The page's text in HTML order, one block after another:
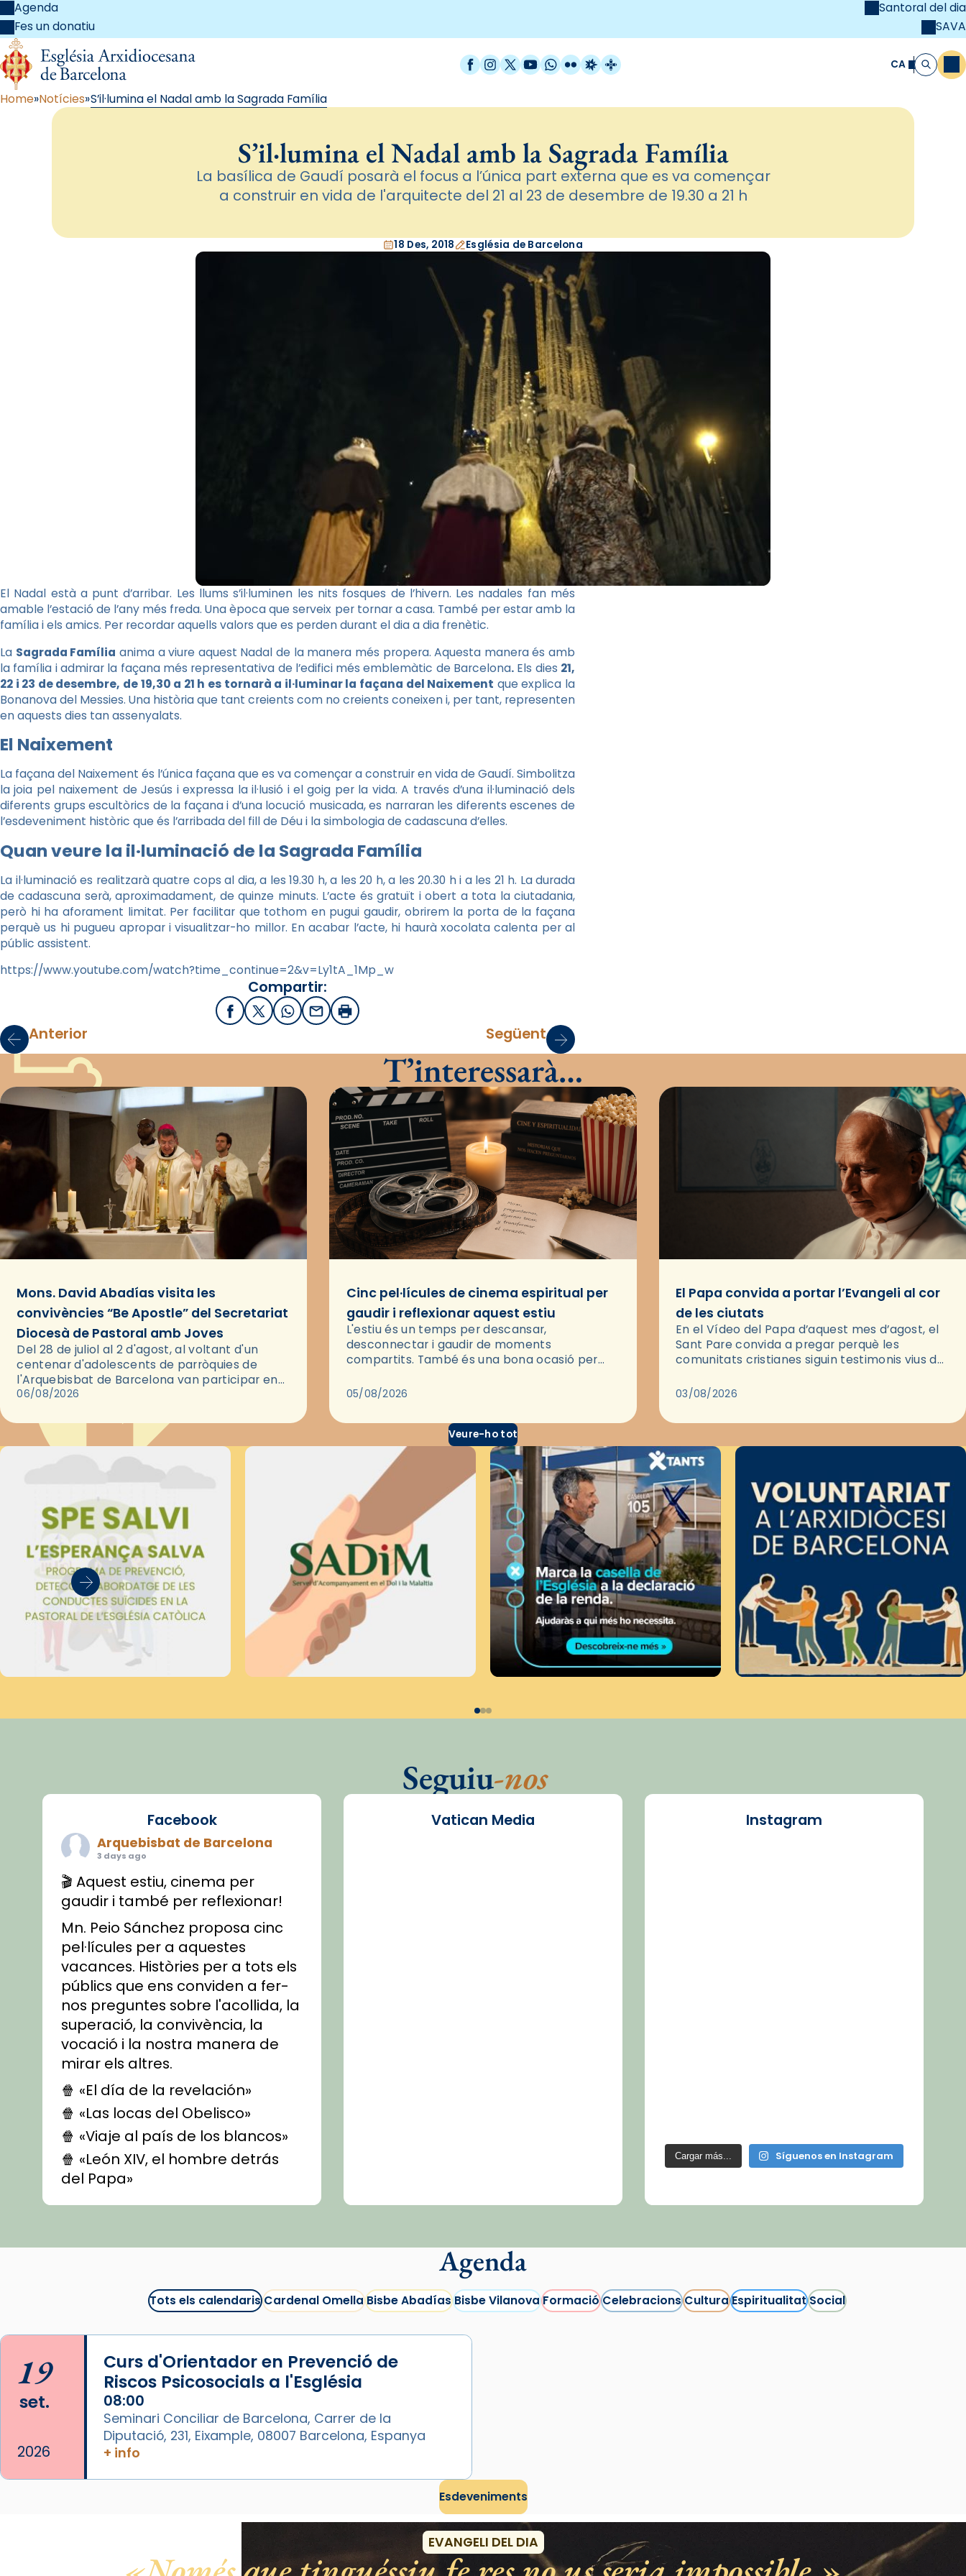
Agenda
Fes un donatiu
Santoral del dia
SAVA
Facebook
Instagram
X / Twitter
YouTube
WhatsApp
FlickrRadio Estel
Catalunya Cristiana CA Cerca
Home Notícies S’il·lumina el Nadal amb la Sagrada Família
S’il·lumina el Nadal amb la Sagrada Família
La basílica de Gaudí posarà el focus a l’única part externa que es va començar
a construir en vida de l'arquitecte del 21 al 23 de desembre de 19.30 a 21 h
18 Des, 2018 Església de Barcelona
El Nadal està a punt d’arribar. Les llums s’il·luminen les nits fosques de l’hivern. Les nadales fan més
amable l’estació de l’any més freda. Una època que serveix per tornar a casa. També per estar amb la
família i els amics. Per recordar aquells valors que es perden durant el dia a dia frenètic.
La Sagrada Família anima a viure aquest Nadal de la manera més propera. Aquesta manera és amb
la família i admirar la façana més representativa de l’edifici més emblemàtic de Barcelona. Els dies 21,
22 i 23 de desembre, de 19,30 a 21 h es tornarà a il·luminar la façana del Naixement que explica la
Bonanova del Messies. Una història que tant creients com no creients coneixen i, per tant, representen
en aquests dies tan assenyalats.
El Naixement
La façana del Naixement és l’única façana que es va començar a construir en vida de Gaudí. Simbolitza
la joia pel naixement de Jesús i expressa la il·lusió i el goig per la vida. A través d’una il·luminació dels
diferents grups escultòrics de la façana i d’una locució musicada, es narraran les diferents escenes de
l’esdeveniment històric que és l’arribada del fill de Déu i la simbologia de cadascuna d’elles.
Quan veure la il·luminació de la Sagrada Família
La il·luminació es realitzarà quatre cops al dia, a les 19.30 h, a les 20 h, a les 20.30 h i a les 21 h. La durada
de cadascuna serà, aproximadament, de quinze minuts. L’acte és gratuït i obert a tota la ciutadania,
però hi ha aforament limitat. Per facilitar que tothom en pugui gaudir, obrirem la porta de la façana
perquè us hi pugueu apropar i visualitzar-ho millor. En acabar l’acte, hi haurà xocolata calenta per al
públic assistent.
https://www.youtube.com/watch?time_continue=2&v=Ly1tA_1Mp_w
Compartir:
FacebookX / Twitter
WhatsApp
EmailImprimir
Anterior Següent
T’interessarà…
Mons. David Abadías visita les
convivències “Be Apostle” del Secretariat
Diocesà de Pastoral amb Joves
Del 28 de juliol al 2 d'agost, al voltant d'un
centenar d'adolescents de parròquies de
l'Arquebisbat de Barcelona van participar en
les convivències Be Apostle, organitzades pel
06/08/2026
Cinc pel·lícules de cinema espiritual per
gaudir i reflexionar aquest estiu
L'estiu és un temps per descansar,
desconnectar i gaudir de moments
compartits. També és una bona ocasió per
través del cinema, reflexionar sobre les…
05/08/2026
El Papa convida a portar l’Evangeli al cor
de les ciutats
En el Vídeo del Papa d’aquest mes d’agost, el
Sant Pare convida a pregar perquè les
comunitats cristianes siguin testimonis vius de
pregària, el…
03/08/2026
Veure-ho tot
Seguiu-nos
Facebook
Arquebisbat de Barcelona
3 days ago
🎬 Aquest estiu, cinema per
gaudir i també per reflexionar!
Mn. Peio Sánchez proposa cinc
pel·lícules per a aquestes
vacances. Històries per a tots els
públics que ens conviden a fer-
nos preguntes sobre l'acollida, la
superació, la convivència, la
vocació i la nostra manera de
mirar els altres.
🍿 «El día de la revelación»
🍿 «Las locas del Obelisco»
🍿 «Viaje al país de los blancos»
🍿 «León XIV, el hombre detrás
del Papa»
🍿 «Las ovejas detectives»
recomanacions i prepara una
#CinemaEspiritualitual
@cinemaspiritcat
Imatge: Generada amb IA
(OpenAI)
Video
View on Facebook
Arquebisbat de Barcelona
1 week ago
La Carmina va patir depressió.
Lluís Companys, la jove va fer
Vatican Media Instagram
Cargar más... Síguenos en Instagram
Agenda
Tots els calendarisCardenal OmellaBisbe AbadíasBisbe VilanovaFormacióCelebracionsCulturaEspiritualitatSocial
19
set.
2026
Curs d'Orientador en Prevenció de
Riscos Psicosocials a l'Església
08:00
Seminari Conciliar de Barcelona, Carrer de la
Diputació, 231, Eixample, 08007 Barcelona, Espanya
+ info
Esdeveniments
EVANGELI DEL DIA